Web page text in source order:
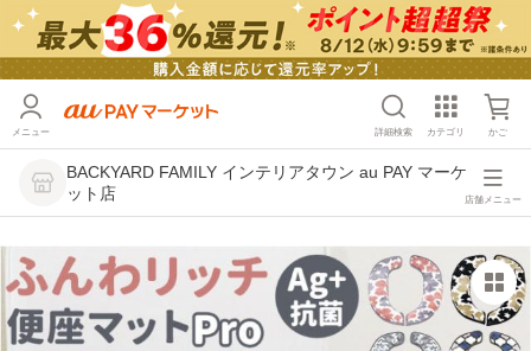
メニュー 詳細検索 カテゴリ かご
BACKYARD FAMILY インテリアタウン au PAY マーケ
ット店
店舗メニュー